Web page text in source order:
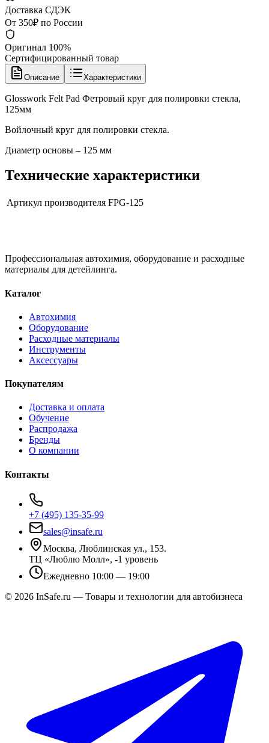
Доставка СДЭК
От 350₽ по России
Оригинал 100%
Сертифицированный товар
Описание Характеристики
Glosswork Felt Pad Фетровый круг для полировки стекла,
125мм
Войлочный круг для полировки стекла.
Диаметр основы – 125 мм
Технические характеристики
Артикул производителя FPG-125
Профессиональная автохимия, оборудование и расходные
материалы для детейлинга.
Каталог
Автохимия
Оборудование
Расходные материалы
Инструменты
Аксессуары
Покупателям
Доставка и оплата
Обучение
Распродажа
Бренды
О компании
Контакты
+7 (495) 135-35-99
sales@insafe.ru
Москва, Люблинская ул., 153.
ТЦ «Люблю Молл», -1 уровень
Ежедневно 10:00 — 19:00
© 2026 InSafe.ru — Товары и технологии для автобизнеса